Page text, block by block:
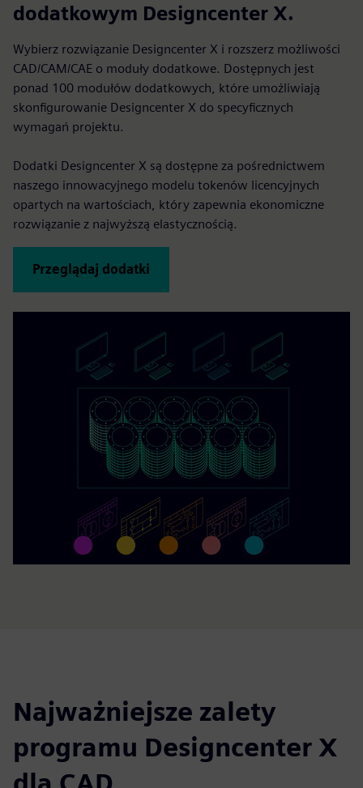
dodatkowym Designcenter X.
Wybierz rozwiązanie Designcenter X i rozszerz możliwości
CAD/CAM/CAE o moduły dodatkowe. Dostępnych jest
ponad 100 modułów dodatkowych, które umożliwiają
skonfigurowanie Designcenter X do specyficznych
wymagań projektu.
Dodatki Designcenter X są dostępne za pośrednictwem
naszego innowacyjnego modelu tokenów licencyjnych
opartych na wartościach, który zapewnia ekonomiczne
rozwiązanie z najwyższą elastycznością.
Przeglądaj dodatki
Najważniejsze zalety
programu Designcenter X